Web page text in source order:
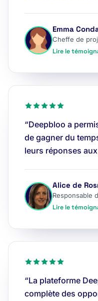
Emma
Lire le
“Deepbloo a
de gagner du
leurs réponses
Alice de
Lire le
“La plateforme
complète des